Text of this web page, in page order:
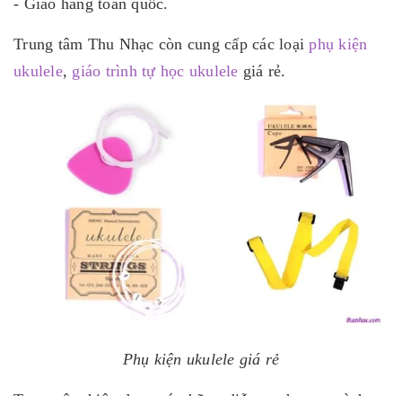
Trung tâm Thu Nhạc còn cung cấp các loạiphụ kiện
ukulele, giáo trình tự học ukulele giá rẻ.
Phụ kiện ukulele giá rẻ